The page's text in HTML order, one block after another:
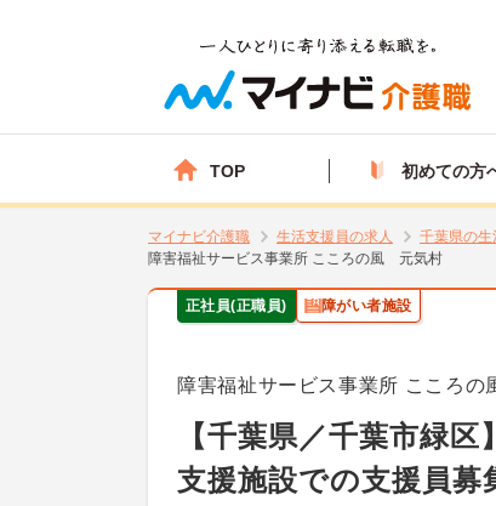
TOP 初めての方
マイナビ介護職 生活支援員の求人 千葉県の生
障害福祉サービス事業所 こころの風 元気村
正社員(正職員) 障がい者施設
障害福祉サービス事業所 こころ
【千葉県／千葉市緑
支援施設での支援員募